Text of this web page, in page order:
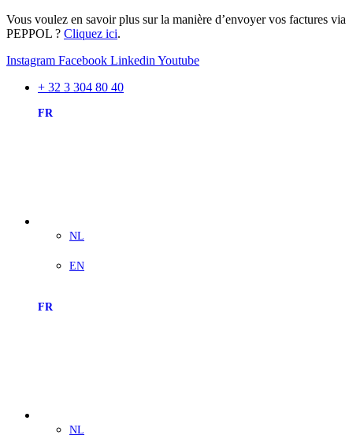
Vous voulez en savoir plus sur la manière d’envoyer vos factures via
PEPPOL ? Cliquez ici.
Instagram Facebook Linkedin Youtube
+ 32 3 304 80 40